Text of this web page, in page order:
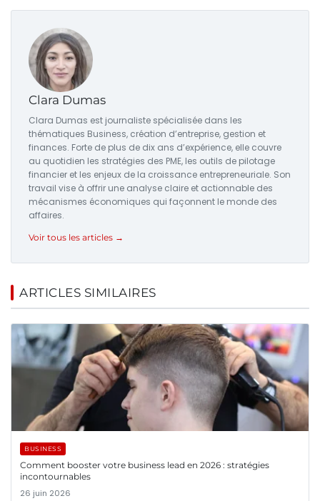
Clara Dumas
Clara Dumas est journaliste spécialisée dans les
thématiques Business, création d’entreprise, gestion et
finances. Forte de plus de dix ans d’expérience, elle couvre
au quotidien les stratégies des PME, les outils de pilotage
financier et les enjeux de la croissance entrepreneuriale. Son
travail vise à offrir une analyse claire et actionnable des
mécanismes économiques qui façonnent le monde des
affaires.
Voir tous les articles →
ARTICLES SIMILAIRES
BUSINESS
Comment booster votre business lead en 2026 : stratégies
incontournables
26 juin 2026